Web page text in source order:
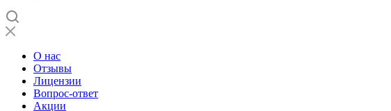
О нас
Отзывы
Лицензии
Вопрос-ответ
Акции